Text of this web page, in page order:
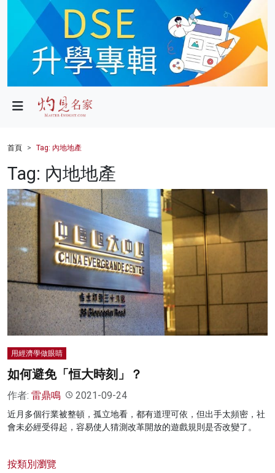
政局
財經
健康
商業
科技
影片
名家榜
灼見活動
首頁 Tag: 內地地產
Tag: 內地地產
用經濟學做眼睛
如何避免「恒大時刻」？
作者: 雷鼎鳴 2021-09-24
近月多個行業被整頓，孤立地看，都有道理可依，但出手太頻密，社
會未必經受得起，容易使人猜測改革開放的遊戲規則是否改變了。
按類別瀏覽